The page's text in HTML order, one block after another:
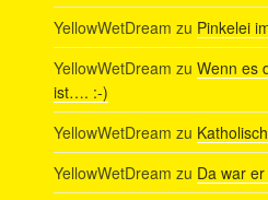
YellowWetDream zu Pinkelei
YellowWetDream zu Wenn es
ist…. :-)
YellowWetDream zu
YellowWetDream zu Da war